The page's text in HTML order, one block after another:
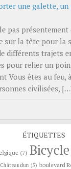
une galette,
pas présentement
sur la tête pour la
différents trajets
pour relier un
Vous êtes au
civilisées,
ÉTIQUETTES
(7)
(5) boulevard